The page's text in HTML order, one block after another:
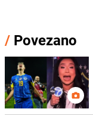
/ Povezano